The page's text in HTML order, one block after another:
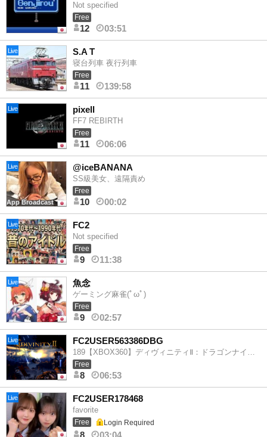
Not specified
Free
12 03:51
Live S.A T
寝台列車 夜行列車
Free
11 139:58
Live pixell
FF7 REBIRTH
Free
11 06:06
Live
App Broadcast
@iceBANANA
SS級美女、遠隔責め
Free
10 00:02
Live FC2
Not specified
Free
9 11:38
Live 魚念
ゲーミング麻雀(ﾟωﾟ)
Free
9 02:57
Live FC2USER563386DBG
189【XBOX360】ディヴィニティⅡ：ドラゴンナイトサーガ（RPG）初見
Free
8 06:53
Live FC2USER178468
favorite
Free Login Required
8 03:04